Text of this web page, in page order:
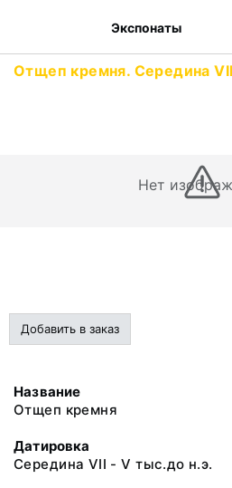
Экспонаты
Отщеп кремня. Середина
Нет
Добавить в заказ
Название
Отщеп кремня
Датировка
Середина VII - V тыс.до н.э.